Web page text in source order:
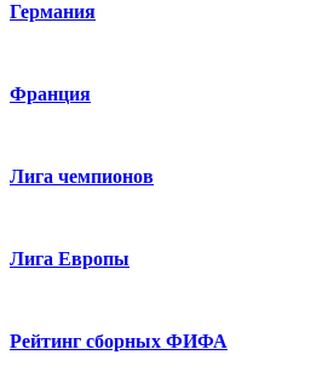
Германия
Франция
Лига чемпионов
Лига Европы
Рейтинг сборных ФИФА